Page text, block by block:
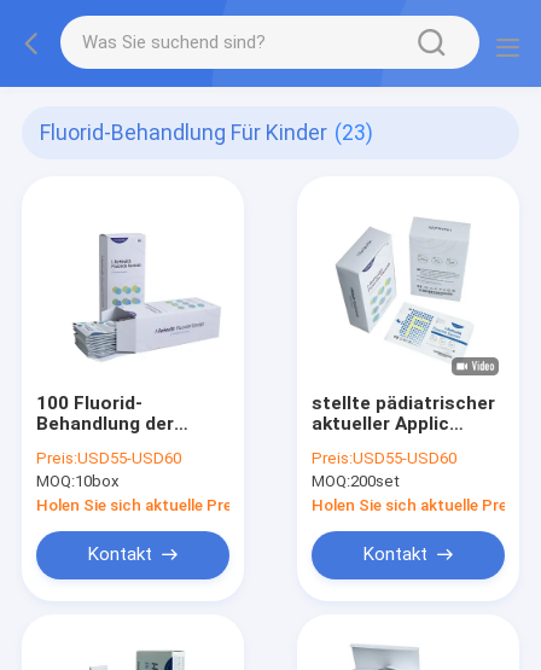
Fluorid-Behandlung Für Kinder (23)
100 Fluorid-
Behandlung der
für
Kinderverhinderungs-
Zahnkaries
Preis:USD55-USD60
MOQ:10box
Holen Sie sich aktuelle Preis
Kontakt
stellte pädiatrischer
aktueller Applic
unterschiedliche
Ausrüstungen ein
Preis:USD55-USD60
MOQ:200set
Holen Sie sich aktuelle Preis
Kontakt